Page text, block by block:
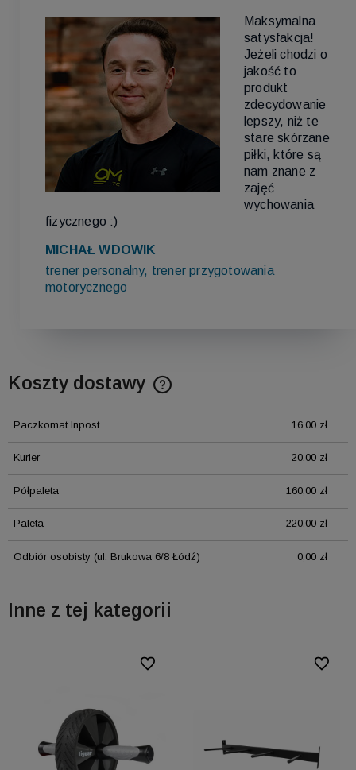
Maksymalna
satysfakcja!
Jeżeli chodzi o
jakość to
produkt
zdecydowanie
lepszy, niż te
stare skórzane
piłki, które są
nam znane z
zajęć
wychowania
fizycznego :)
MICHAŁ WDOWIK
trener personalny, trener przygotowania
motorycznego
Koszty dostawy
Paczkomat Inpost 16,00 zł
Kurier 20,00 zł
Półpaleta 160,00 zł
Paleta 220,00 zł
Odbiór osobisty(ul. Brukowa 6/8 Łódź) 0,00 zł
Inne z tej kategorii
Do ulubionych
Do ulubionych Do
Do